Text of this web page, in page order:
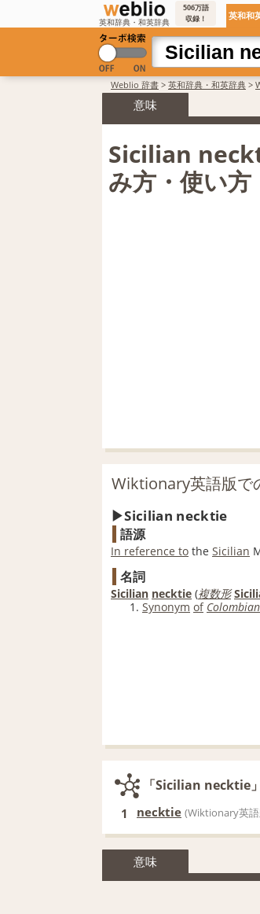
英和辞典・和英辞典
506万語
収録！
英和和
Weblio 辞書 > 英和辞典・和英辞典 >
意味
Sicilian
み方・使い方
Wiktionary英語版で
Sicilian necktie
語源
In reference to the Sicilian
名詞
Sicilian necktie (複数形
Synonym of Colombian
「Sicilian necktie
1 necktie (Wiktionary英
意味